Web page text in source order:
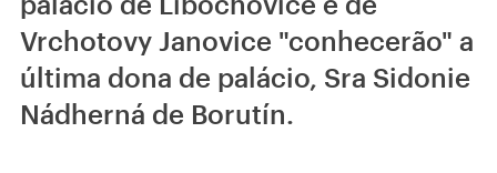
Vrchotovy Janovice "conhecerão" a
última dona de palácio, Sra Sidonie
Nádherná de Borutín.